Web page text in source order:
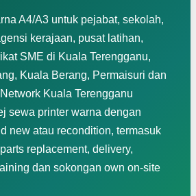
A4/A3 untuk pejabat, sekolah,
kerajaan, pusat latihan,
SME di Kuala Terengganu,
Kuala Berang, Permaisuri dan
Kuala Terengganu
sewa printer warna dengan
new atau recondition, termasuk
replacement, delivery,
dan sokongan own on-site